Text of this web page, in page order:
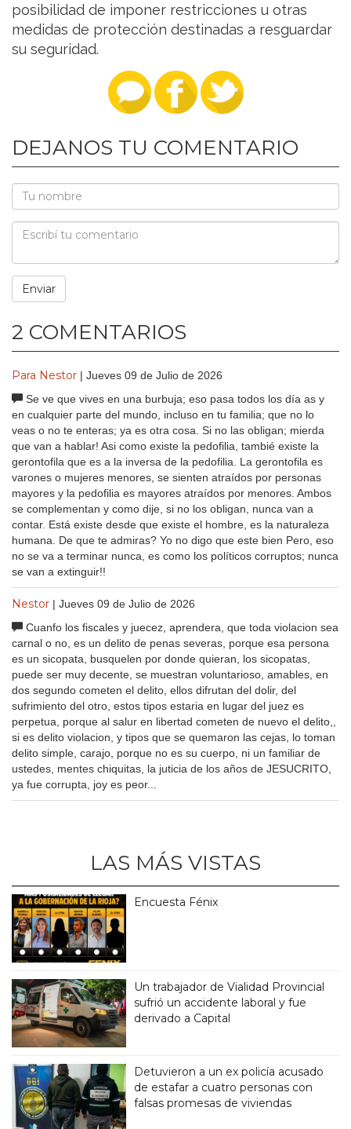
posibilidad de imponer restricciones u otras
medidas de protección destinadas a resguardar
su seguridad.
DEJANOS TU COMENTARIO
2 COMENTARIOS
Para Nestor | Jueves 09 de Julio de 2026
Se ve que vives en una burbuja; eso pasa todos los día as y
en cualquier parte del mundo, incluso en tu familia; que no lo
veas o no te enteras; ya es otra cosa. Si no las obligan; mierda
que van a hablar! Asi como existe la pedofilia, tambié existe la
gerontofila que es a la inversa de la pedofilia. La gerontofila es
varones o mujeres menores, se sienten atraídos por personas
mayores y la pedofilia es mayores atraídos por menores. Ambos
se complementan y como dije, si no los obligan, nunca van a
contar. Está existe desde que existe el hombre, es la naturaleza
humana. De que te admiras? Yo no digo que este bien Pero, eso
no se va a terminar nunca, es como los políticos corruptos; nunca
se van a extinguir!!
Nestor | Jueves 09 de Julio de 2026
Cuanfo los fiscales y juecez, aprendera, que toda violacion sea
carnal o no, es un delito de penas severas, porque esa persona
es un sicopata, busquelen por donde quieran, los sicopatas,
puede ser muy decente, se muestran voluntarioso, amables, en
dos segundo cometen el delito, ellos difrutan del dolir, del
sufrimiento del otro, estos tipos estaria en lugar del juez es
perpetua, porque al salur en libertad cometen de nuevo el delito,,
si es delito violacion, y tipos que se quemaron las cejas, lo toman
delito simple, carajo, porque no es su cuerpo, ni un familiar de
ustedes, mentes chiquitas, la juticia de los años de JESUCRITO,
ya fue corrupta, joy es peor...
LAS MÁS VISTAS
Encuesta Fénix
Un trabajador de Vialidad Provincial
sufrió un accidente laboral y fue
derivado a Capital
Detuvieron a un ex policía acusado
de estafar a cuatro personas con
falsas promesas de viviendas